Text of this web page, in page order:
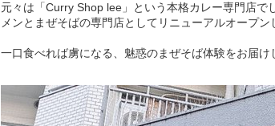
元々は「Curry Shop lee」という本格カレー専門店
メンとまぜそばの専門店としてリニューアルオープ
一口食べれば虜になる、魅惑のまぜそば体験をお届け